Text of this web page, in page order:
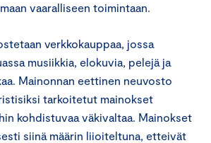
vaaralliseen toimintaan.
verkkokauppaa, jossa
musiikkia, elokuvia, pelejä ja
Mainonnan eettinen neuvosto
tarkoitetut mainokset
kohdistuvaa väkivaltaa. Mainokset
siinä määrin liioiteltuna, etteivät